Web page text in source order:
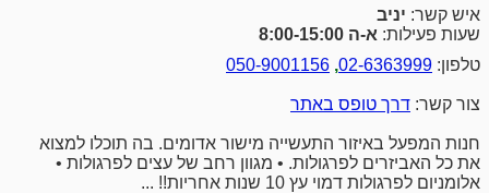
איש קשר: יניב
שעות פעילות: א-ה 8:00-15:00
טלפון: 02-6363999
,
050-9001156
צור קשר: דרך טופס באתר
חנות המפעל באיזור התעשייה מישור אדומים. בה תוכלו למצוא
את כל האביזרים לפרגולות. • מגוון רחב של עצים לפרגולות •
אלומניום לפרגולות דמוי עץ 10 שנות אחריות!! ...